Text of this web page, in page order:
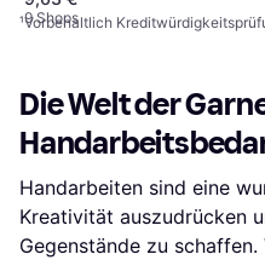
9 Shops
¹Vorbehaltlich
Die Welt der
Handarbeiten sind eine
Kreativität auszudrücken
Gegenstände zu schaffen.